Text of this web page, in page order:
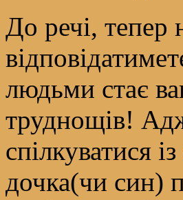
До речі, тепер
людьми стає
труднощів!
спілкуватися
дочка(чи син)